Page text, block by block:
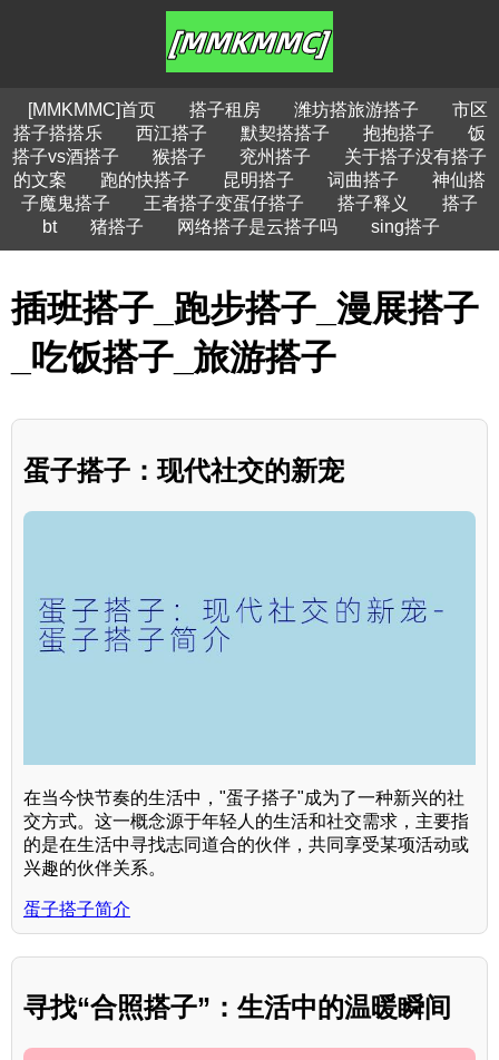
[MMKMMC]首页 搭子租房 潍坊搭旅游搭子
市区
搭子搭搭乐
西江搭子 默契搭搭子 抱抱搭子
饭
搭子vs酒搭子
猴搭子 兖州搭子
关于搭子没有搭子
的文案
跑的快搭子 昆明搭子 词曲搭子
神仙搭
子魔鬼搭子
王者搭子变蛋仔搭子 搭子释义
搭子
bt
猪搭子 网络搭子是云搭子吗 sing搭子
插班搭子_跑步搭子_漫展搭子
_吃饭搭子_旅游搭子
蛋子搭子：现代社交的新宠
在当今快节奏的生活中，"蛋子搭子"成为了一种新兴的社
交方式。这一概念源于年轻人的生活和社交需求，主要指
的是在生活中寻找志同道合的伙伴，共同享受某项活动或
兴趣的伙伴关系。
蛋子搭子简介
寻找“合照搭子”：生活中的温暖瞬间